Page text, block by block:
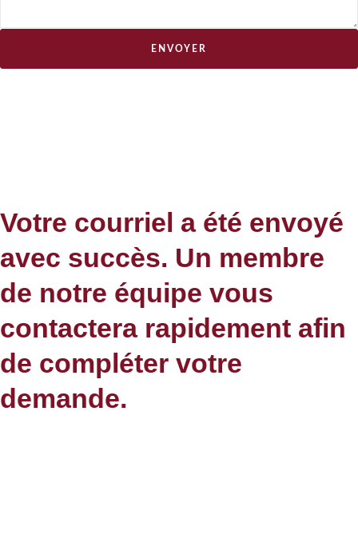
ENVOYER
Votre courriel a été envoyé
avec succès. Un membre
de notre équipe vous
contactera rapidement afin
de compléter votre
demande.